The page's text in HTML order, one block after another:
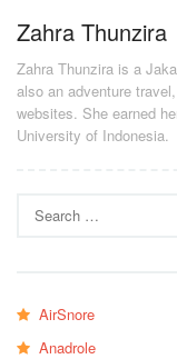
Zahra Thunzira
Zahra Thunzira is a
also an adventure
websites. She earned
University of Indonesia.
for:
AirSnore
Anadrole